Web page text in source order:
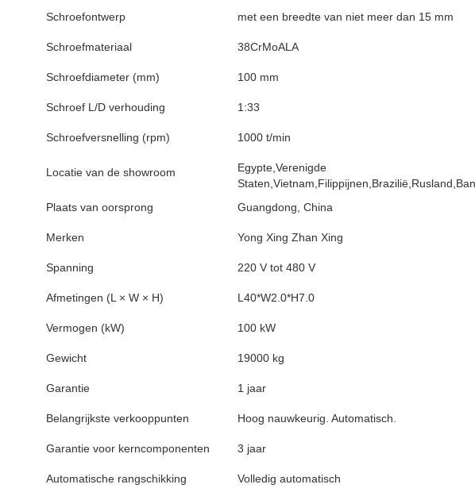
Schroefontwerp met een breedte van niet meer dan 15 mm
Schroefmateriaal 38CrMoALA
Schroefdiameter (mm) 100 mm
Schroef L/D verhouding 1:33
Schroefversnelling (rpm) 1000 t/min
Locatie van de showroom
Egypte,Verenigde
Plaats van oorsprong
Guangdong, China
Merken Yong Xing Zhan Xing
Spanning 220 V tot 480 V
Afmetingen (L × W × H) L40*W2.0*H7.0
Vermogen (kW) 100 kW
Gewicht 19000 kg
Garantie 1 jaar
Belangrijkste verkooppunten Hoog nauwkeurig. Automatisch.
Garantie voor kerncomponenten 3 jaar
Automatische rangschikking Volledig automatisch